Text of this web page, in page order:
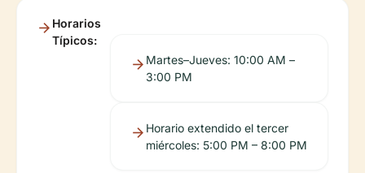
Horarios
Típicos:
Martes–Jueves: 10:00 AM –
3:00 PM
Horario extendido el tercer
miércoles: 5:00 PM – 8:00 PM